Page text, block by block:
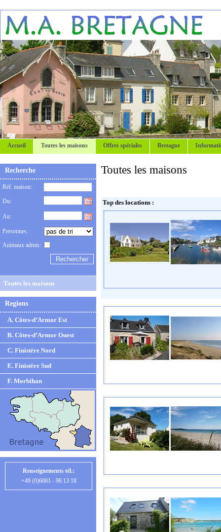
Accueil Toutes les maisons Offres spéciales Bretagne
Recherche
Réf. maison:
Du:
Au:
Personnes:
Animaux admis:
Toutes les maisons
Regions
A. Côtes-d’Armor Est
B. Côtes-d’Armor Ouest
C. Finistère Nord
E. Finistère Sud
F. Morbihan
Renseignements tél.:
+49 (0)6081 - 96 13 18
Toutes les maisons
Top des locations :